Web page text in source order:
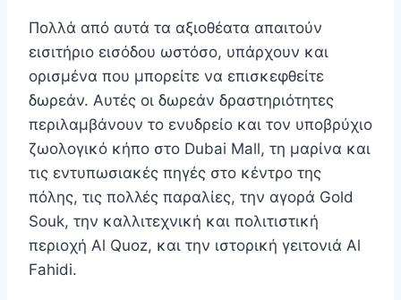
Πολλά από αυτά τα αξιοθέατα απαιτούν
εισιτήριο εισόδου ωστόσο, υπάρχουν και
ορισμένα που μπορείτε να επισκεφθείτε
δωρεάν. Αυτές οι δωρεάν δραστηριότητες
περιλαμβάνουν το ενυδρείο και τον υποβρύχιο
ζωολογικό κήπο στο Dubai Mall, τη μαρίνα και
τις εντυπωσιακές πηγές στο κέντρο της
πόλης, τις πολλές παραλίες, την αγορά Gold
Souk, την καλλιτεχνική και πολιτιστική
περιοχή Al Quoz, και την ιστορική γειτονιά Al
Fahidi.